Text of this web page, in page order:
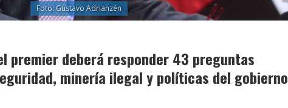
Foto: Gustavo Adrianzén
premier deberá responder 43 preguntas
minería ilegal y políticas del gobierno